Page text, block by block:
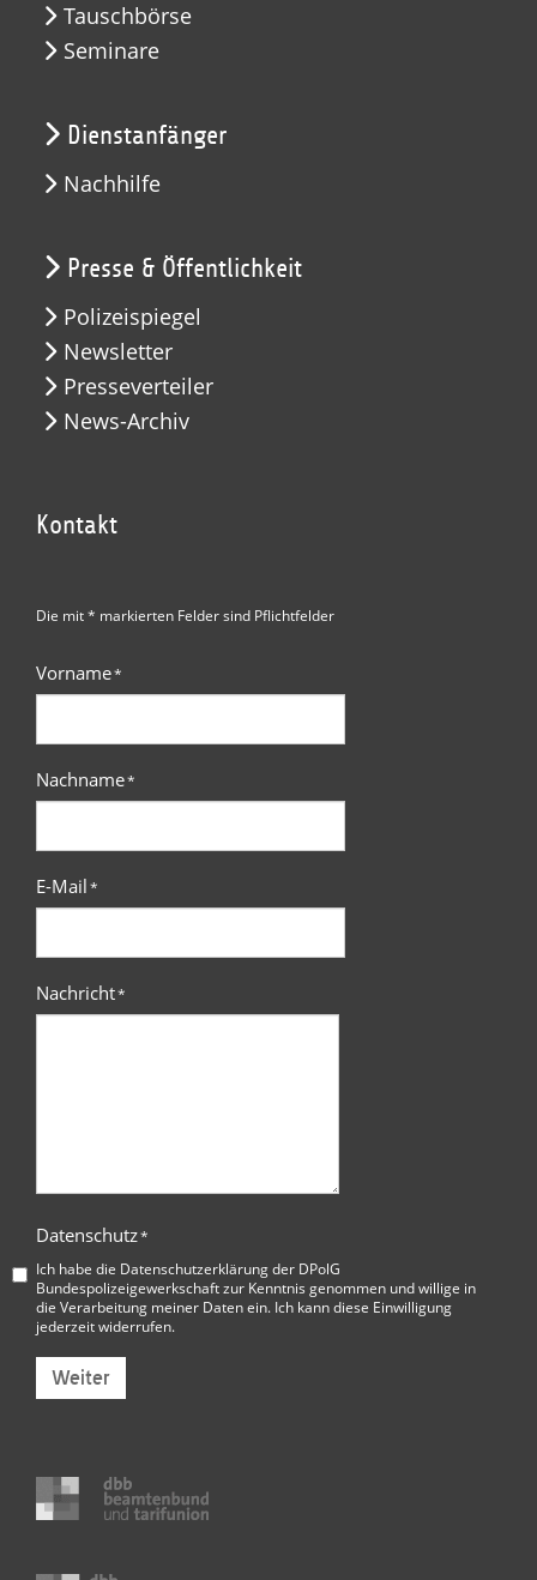
Tauschbörse
Seminare
Dienstanfänger
Nachhilfe
Presse & Öffentlichkeit
Polizeispiegel
Newsletter
Presseverteiler
News-Archiv
Kontakt
Die mit * markierten Felder sind Pflichtfelder
Vorname*
Nachname*
E-Mail*
Nachricht*
Datenschutz*
Ich habe die Datenschutzerklärung der DPolG
Bundespolizeigewerkschaftzur Kenntnis genommen und willige in
die Verarbeitung meiner Daten ein. Ich kann diese Einwilligung
jederzeit widerrufen.
Weiter